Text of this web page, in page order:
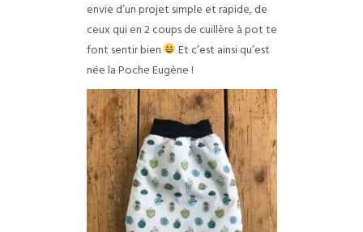
envie d’un projet simple et rapide, de
ceux qui en 2 coups de cuillère à pot te
font sentir bien
Et c’est ainsi qu’est
née la Poche Eugène !